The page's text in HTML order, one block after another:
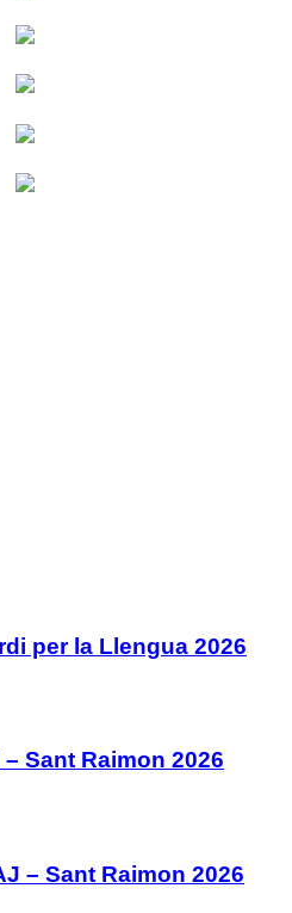
per la Llengua 2026
Sant Raimon 2026
– Sant Raimon 2026